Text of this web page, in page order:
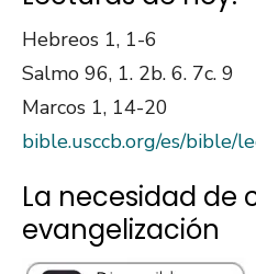
Hebreos 1, 1-6
Salmo 96, 1. 2b. 6. 7c. 9
Marcos 1, 14-20
bible.usccb.org/es/bible/
La necesidad de
evangelización